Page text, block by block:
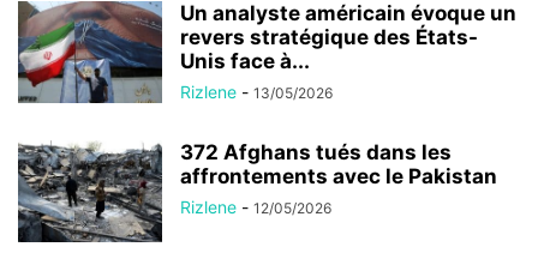
Un analyste américain évoque un
revers stratégique des États-
Unis face à...
Rizlene - 13/05/2026
372 Afghans tués dans les
affrontements avec le Pakistan
Rizlene - 12/05/2026